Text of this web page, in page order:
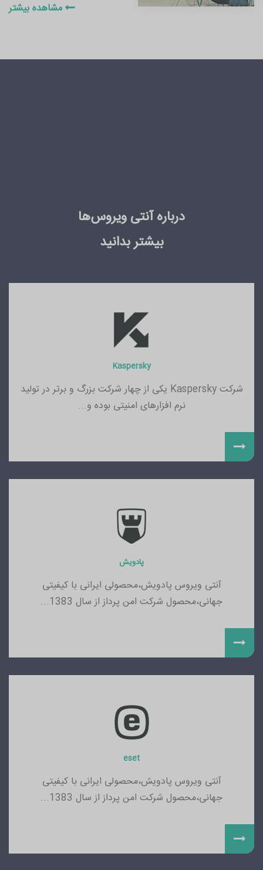
مشاهده بیشتر
درباره آنتی ویروس‌ها
بیشتر بدانید
Kaspersky
شرکت Kaspersky یکی از چهار شرکت بزرگ و برتر در تولید
نرم افزارهای امنیتی بوده و...
پادویش
آنتی ویروس پادویش،محصولی ایرانی با کیفیتی
جهانی،محصول شرکت امن پرداز از سال 1383...
eset
آنتی ویروس پادویش،محصولی ایرانی با کیفیتی
جهانی،محصول شرکت امن پرداز از سال 1383...